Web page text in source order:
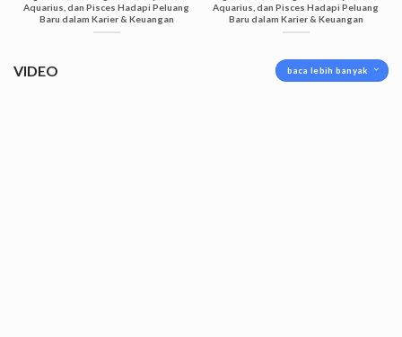
Aquarius, dan Pisces Hadapi Peluang
Baru dalam Karier & Keuangan
Aquarius, dan Pisces Hadapi Peluang
Baru dalam Karier & Keuangan
VIDEO baca lebih banyak